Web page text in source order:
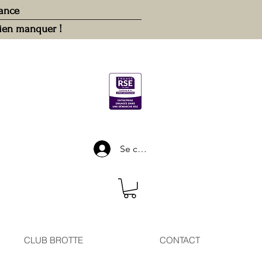
manquer !
Se connecter
CLUB BROTTE CONTACT